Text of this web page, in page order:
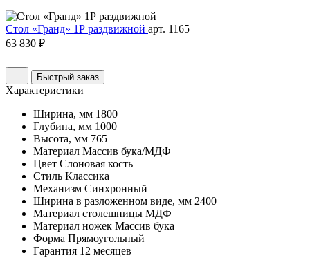
Стол «Гранд» 1Р раздвижной арт. 1165
63 830 ₽
Быстрый заказ
Характеристики
Ширина, мм 1800
Глубина, мм 1000
Высота, мм 765
Материал Массив бука/МДФ
Цвет Слоновая кость
Стиль Классика
Механизм Синхронный
Ширина в разложенном виде, мм 2400
Материал столешницы МДФ
Материал ножек Массив бука
Форма Прямоугольный
Гарантия 12 месяцев